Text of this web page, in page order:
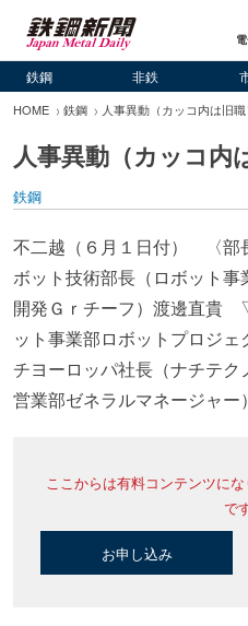
鉄鋼 非鉄
HOME 鉄鋼 人事異動（カッコ内は旧
人事異動（カッコ内
鉄鋼
不二越（６月１日付） 〈
ボット技術部長（ロボット
開発Ｇｒチーフ）渡邊直貴
ット事業部ロボットプロジ
チヨーロッパ社長（ナチテク
営業部ゼネラルマネージャー
ここからは有料コンテンツに
で
お申し込み